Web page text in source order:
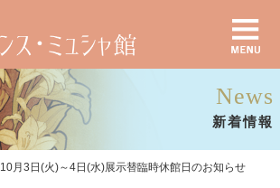
News
新着情報
10月3日(火)～4日(水)展示替臨時休館日のお知らせ